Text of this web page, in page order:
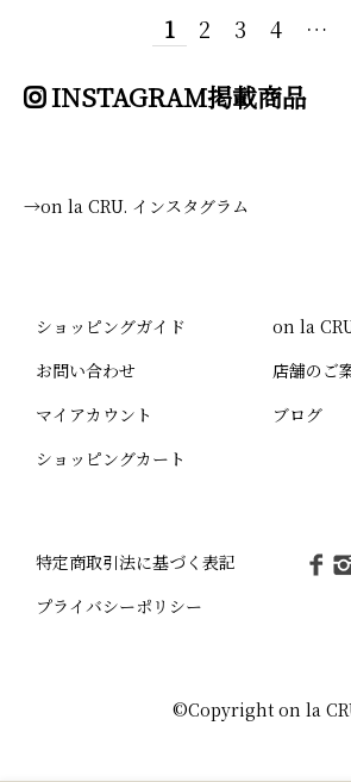
1 2 3 4 …
INSTAGRAM掲載商品
→on la CRU. インスタグラム
ショッピングガイド
お問い合わせ
マイアカウント
ショッピングカート
on la
店舗のご
ブログ
特定商取引法に基づく表記
プライバシーポリシー
©Copyright on la